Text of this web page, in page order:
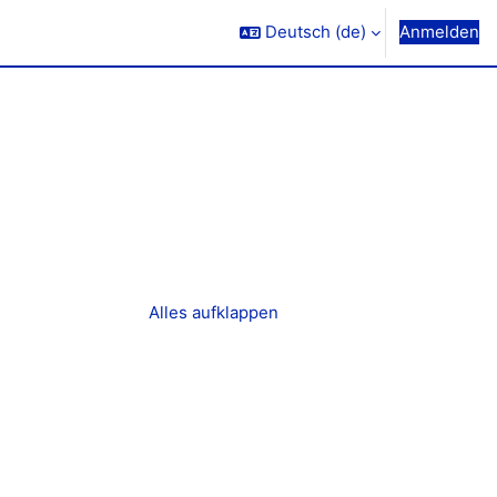
Deutsch ‎(de)‎ Anmelden
Alles aufklappen